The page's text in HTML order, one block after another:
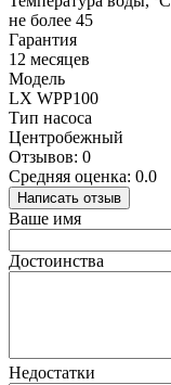
не более 45
Гарантия
12 месяцев
Модель
LX WPP100
Тип насоса
Центробежный
Отзывов: 0
Средняя оценка: 0.0
Написать отзыв
Ваше имя
Достоинства
Недостатки